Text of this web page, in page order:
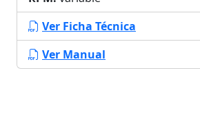
Ver Ficha Técnica
Ver Manual